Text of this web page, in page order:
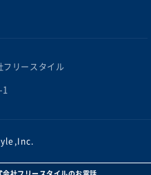
フリースタイル
1
会社フリースタイルのお電話